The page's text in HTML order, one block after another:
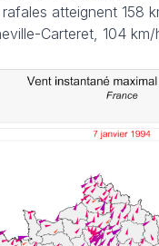
atteignent 158
Carteret, 104